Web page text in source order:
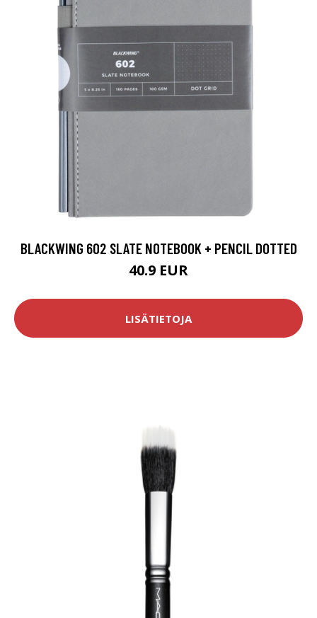
BLACKWING 602 SLATE NOTEBOOK + PENCIL DOTTED
40.9 EUR
LISÄTIETOJA